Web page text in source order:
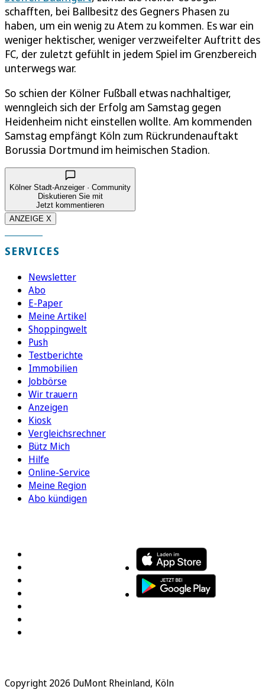
schafften, bei Ballbesitz des Gegners Phasen zu
haben, um ein wenig zu Atem zu kommen. Es war ein
weniger hektischer, weniger verzweifelter Auftritt des
FC, der zuletzt gefühlt in jedem Spiel im Grenzbereich
unterwegs war.
So schien der Kölner Fußball etwas nachhaltiger,
wenngleich sich der Erfolg am Samstag gegen
Heidenheim nicht einstellen wollte. Am kommenden
Samstag empfängt Köln zum Rückrundenauftakt
Borussia Dortmund im heimischen Stadion.
Kölner Stadt-Anzeiger · Community
Diskutieren Sie mit
Jetzt kommentieren
ANZEIGE X
SERVICES
Newsletter
Abo
E-Paper
Meine Artikel
Shoppingwelt
Push
Testberichte
Immobilien
Jobbörse
Wir trauern
Anzeigen
Kiosk
Vergleichsrechner
Bütz Mich
Hilfe
Online-Service
Meine Region
Abo kündigen
Copyright 2026 DuMont Rheinland, Köln